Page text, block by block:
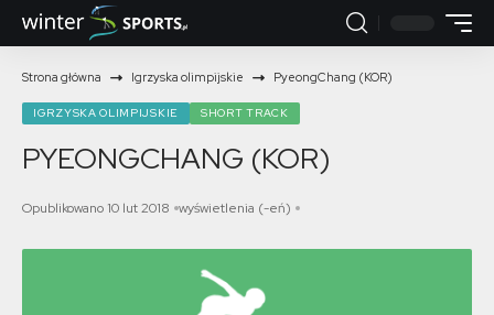
Strona główna Igrzyska olimpijskie PyeongChang (KOR)
IGRZYSKA OLIMPIJSKIE SHORT TRACK
PYEONGCHANG (KOR)
Opublikowano 10 lut 2018 wyświetlenia (-eń)